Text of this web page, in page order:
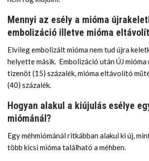
Mennyi az esély a mióma
embolizáció illetve mióma
Elvileg embolizált mióma nem tud újra
helyette másik. Embolizáció után ÚJ mióma
tizenöt (15) százalék, mióma eltávolító
(40) százalék.
Hogyan alakul a kiújulás esélye
miómánál?
Egy méhmiómánál ritkábban alakul ki új,
több kicsi mióma található a méhben.